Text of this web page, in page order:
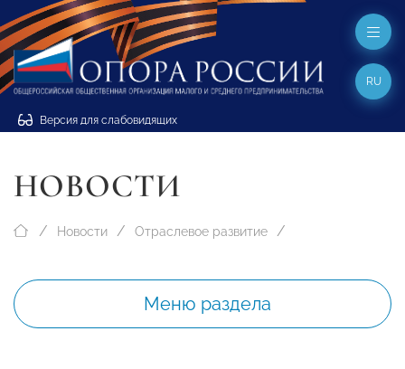
Версия для слабовидящих
RU
НОВОСТИ
Новости Отраслевое развитие
Меню раздела